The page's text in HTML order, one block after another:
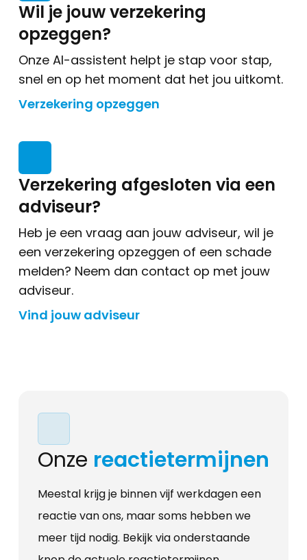
Wil je jouw verzekering
opzeggen?
Onze AI-assistent helpt je stap voor stap,
snel en op het moment dat het jou uitkomt.
Verzekering opzeggen
Verzekering afgesloten via een
adviseur?
Heb je een vraag aan jouw adviseur, wil je
een verzekering opzeggen of een schade
melden? Neem dan contact op met jouw
adviseur.
Vind jouw adviseur
Onze reactietermijnen
Meestal krijg je binnen vijf werkdagen een
reactie van ons, maar soms hebben we
meer tijd nodig. Bekijk via onderstaande